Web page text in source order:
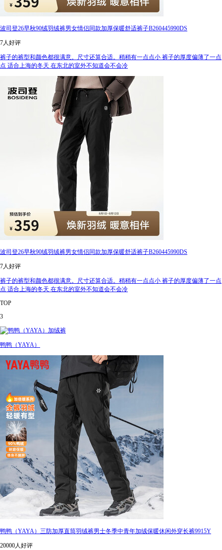
波司登26早秋90绒羽绒裤男女情侣同款加厚保暖舒适裤子B260445990DS
7人好评
裤子的裤型和颜色都很满意。尺寸还算合适。稍稍有一点点小 裤子的厚度偏薄了一点
点 适合上海的冬天 在东北的室外不知道会不会冷
波司登26早秋90绒羽绒裤男女情侣同款加厚保暖舒适裤子B260445990DS
7人好评
裤子的裤型和颜色都很满意。尺寸还算合适。稍稍有一点点小 裤子的厚度偏薄了一点
点 适合上海的冬天 在东北的室外不知道会不会冷
TOP
3
鸭鸭（YAYA）
鸭鸭（YAYA）三防加厚直筒羽绒裤男士冬季中青年加绒保暖休闲外穿长裤9915Y
20000人好评